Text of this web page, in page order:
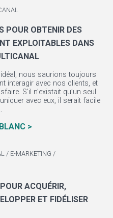
POUR OBTENIR DES
EXPLOITABLES DANS
nous saurions toujours
interagir avec nos clients, et
S’il n’existait qu’un seul
avec eux, il serait facile
>
/ E-MARKETING /
ACQUÉRIR,
ET FIDÉLISER